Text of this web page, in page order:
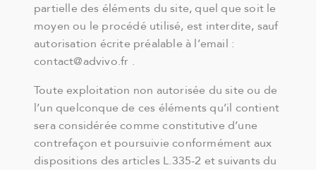
partielle des éléments du site, quel que soit le
moyen ou le procédé utilisé, est interdite, sauf
autorisation écrite préalable à l’email :
contact@advivo.fr .
Toute exploitation non autorisée du site ou de
l’un quelconque de ces éléments qu’il contient
sera considérée comme constitutive d’une
contrefaçon et poursuivie conformément aux
dispositions des articles L.335-2 et suivants du